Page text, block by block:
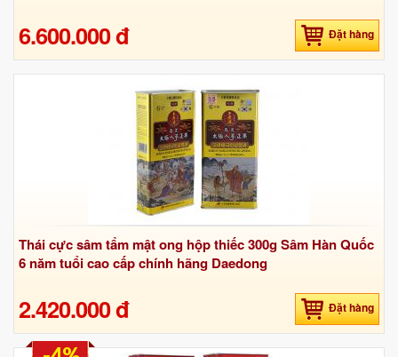
6.600.000 đ Đặt hàng
Thái cực sâm tẩm mật ong hộp thiếc 300g Sâm Hàn Quốc
6 năm tuổi cao cấp chính hãng Daedong
2.420.000 đ Đặt hàng